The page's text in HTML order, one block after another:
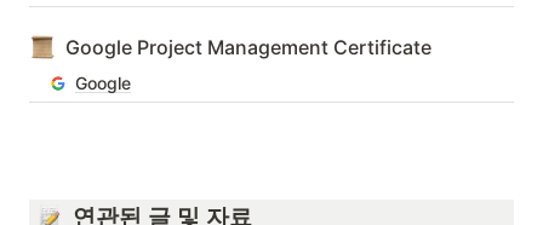
Google Project Management Certificate
Google
  연관된 글 및 자료